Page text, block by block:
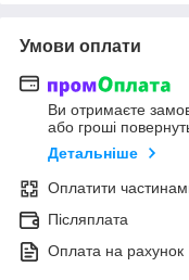
Умови оплати
Ви отримаєте
або гроші
Детальніше
Оплатити
Післяплата
Оплата на рахунок